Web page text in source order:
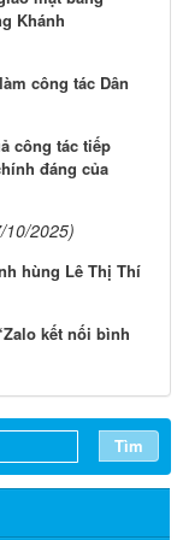
Khánh
công tác Dân
công tác tiếp
đáng của
10/2025)
hùng Lê Thị Thí
kết nối bình
Tìm